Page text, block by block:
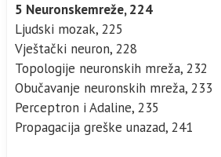
5 Neuronskemreže, 224
Ljudski mozak, 225
Vještački neuron, 228
Topologije neuronskih mreža, 232
Obučavanje neuronskih mreža, 233
Perceptron i Adaline, 235
Propagacija greške unazad, 241